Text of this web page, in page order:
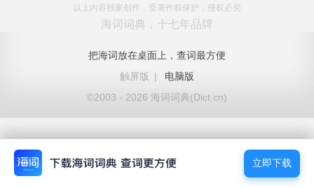
以上内容独家创作，受著作权保护，侵权必究
海词词典，十七年品牌
把海词放在桌面上，查词最方便
触屏版
|
电脑版
©2003 - 2026 海词词典(Dict.cn)
立即下载
立即下载